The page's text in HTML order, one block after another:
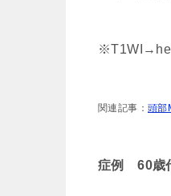
関連記事： 頭部
症例 60歳